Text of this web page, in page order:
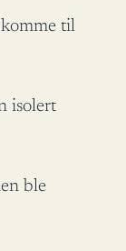
til
isolert
ble